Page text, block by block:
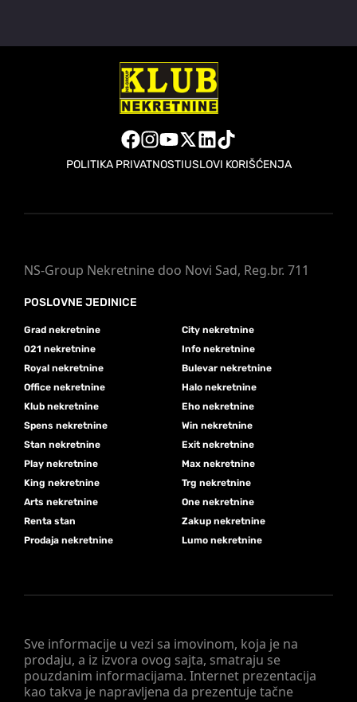
POLITIKA PRIVATNOSTIUSLOVI KORIŠĆENJA
Sve informacije u vezi sa imovinom, koja je na
prodaju, a iz izvora ovog sajta, smatraju se
pouzdanim informacijama. Internet prezentacija
kao takva je napravljena da prezentuje tačne
NS-Group Nekretnine doo Novi Sad, Reg.br. 711
POSLOVNE JEDINICE
Grad nekretnine
City nekretnine
021 nekretnine
Info nekretnine
Royal nekretnine
Bulevar nekretnine
Office nekretnine
Halo nekretnine
Klub nekretnine
Eho nekretnine
Spens nekretnine
Win nekretnine
Stan nekretnine
Exit nekretnine
Play nekretnine
Max nekretnine
King nekretnine
Trg nekretnine
Arts nekretnine
One nekretnine
Renta stan
Zakup nekretnine
Prodaja nekretnine
Lumo nekretnine